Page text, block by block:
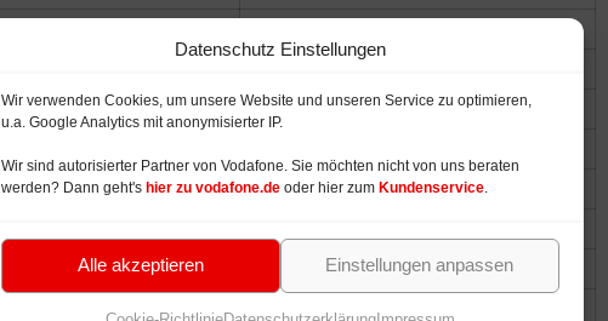
Datenschutz Einstellungen
Wir verwenden Cookies, um unsere Website und unseren Service zu optimieren,
u.a. Google Analytics mit anonymisierter IP.
Wir sind autorisierter Partner von Vodafone. Sie möchten nicht von uns beraten
werden? Dann geht's hier zu vodafone.de oder hier zum Kundenservice
Alle akzeptieren Einstellungen anpassen
Südafrika
Taiwan
Tschechien
Türkei